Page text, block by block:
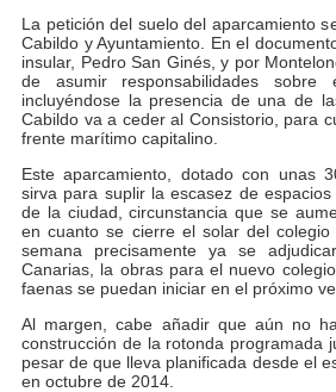
La petición del suelo del aparcamiento
Cabildo y Ayuntamiento. En el
insular, Pedro San Ginés, y por
de asumir responsabilidades
incluyéndose la presencia de una de
Cabildo va a ceder al Consistorio, para
frente marítimo capitalino.
Este aparcamiento, dotado con unas
sirva para suplir la escasez de
de la ciudad, circunstancia que se
en cuanto se cierre el solar del
semana precisamente ya se
Canarias, la obras para el nuevo
faenas se puedan iniciar en el próximo
Al margen, cabe añadir que aún no
construcción de la rotonda programada
pesar de que lleva planificada desde el
en octubre de 2014.